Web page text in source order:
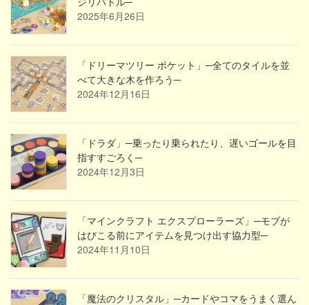
2025年6月26日
「ドリーマツリー ポケット」─全てのタイルを並
べて大きな木を作ろう─
2024年12月16日
「ドラダ」─乗ったり乗られたり、遅いゴールを目
指すすごろく─
2024年12月3日
「マインクラフト エクスプローラーズ」─モブが
はびこる前にアイテムを見つけ出す協力型─
2024年11月10日
「魔法のクリスタル」─カードやコマをうまく選ん